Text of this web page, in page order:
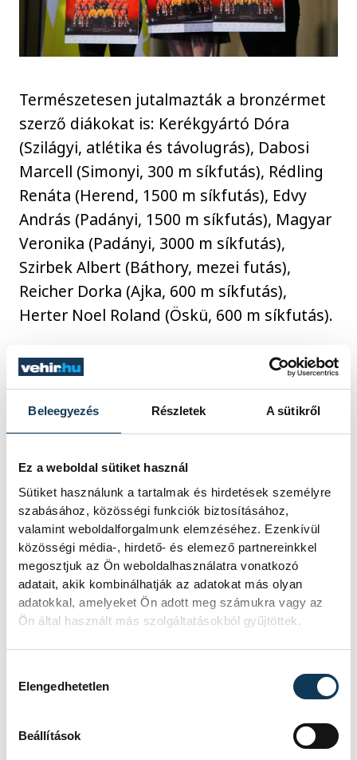
Beleegyezés Részletek A sütikről
Ez a weboldal sütiket használ
Sütiket használunk a tartalmak és hirdetések személyre
szabásához, közösségi funkciók biztosításához,
valamint weboldalforgalmunk elemzéséhez. Ezenkívül
közösségi média-, hirdető- és elemező partnereinkkel
megosztjuk az Ön weboldalhasználatra vonatkozó
adatait, akik kombinálhatják az adatokat más olyan
adatokkal, amelyeket Ön adott meg számukra vagy az
Ön által használt más szolgáltatásokból gyűjtöttek.
Elengedhetetlen
Beállítások
Természetesen jutalmazták a bronzérmet
szerző diákokat is: Kerékgyártó Dóra
(Szilágyi, atlétika és távolugrás), Dabosi
Marcell (Simonyi, 300 m síkfutás), Rédling
Renáta (Herend, 1500 m síkfutás), Edvy
András (Padányi, 1500 m síkfutás), Magyar
Veronika (Padányi, 3000 m síkfutás),
Szirbek Albert (Báthory, mezei futás),
Reicher Dorka (Ajka, 600 m síkfutás),
Herter Noel Roland (Öskü, 600 m síkfutás).
Csapatban a dobogó harmadik fokára
léphetett fel: a Noszlopy fiú távolugró
együttese (III-IV. korcsoport), a Báthory
leány mezei futó alakulata (III. korcsoport),
a badacsonytomaji Tatay iskola leány
többpróba csapata, a sümegi
Rammasetter iskola fiú röplabda gárdája
(IV. korcsoport), illetve a Lovassy leány
röplabdacsapata (V-VI. korcsoport).